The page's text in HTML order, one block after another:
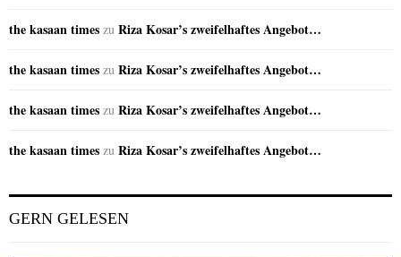
the kasaan times zu Riza Kosar’s zweifelhaftes Angebot…
the kasaan times zu Riza Kosar’s zweifelhaftes Angebot…
the kasaan times zu Riza Kosar’s zweifelhaftes Angebot…
the kasaan times zu Riza Kosar’s zweifelhaftes Angebot…
GERN GELESEN